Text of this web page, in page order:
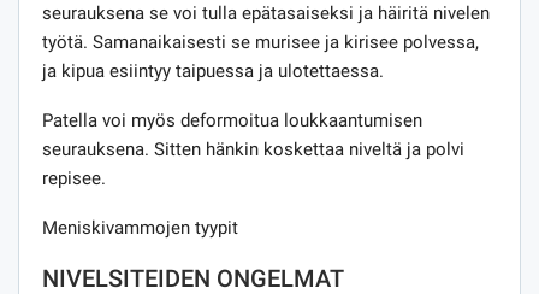
seurauksena se voi tulla epätasaiseksi ja häiritä nivelen
työtä. Samanaikaisesti se murisee ja kirisee polvessa,
ja kipua esiintyy taipuessa ja ulotettaessa.
Patella voi myös deformoitua loukkaantumisen
seurauksena. Sitten hänkin koskettaa niveltä ja polvi
repisee.
Meniskivammojen tyypit
NIVELSITEIDEN ONGELMAT